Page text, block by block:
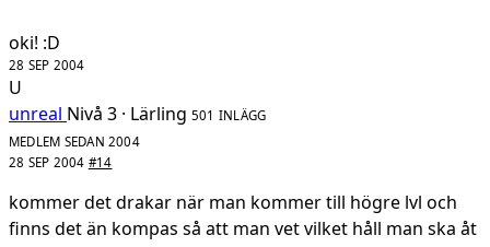
oki! :D
28 SEP 2004
U
unreal Nivå 3 · Lärling 501 INLÄGG
MEDLEM SEDAN 2004
28 SEP 2004 #14
kommer det drakar när man kommer till högre lvl och
finns det än kompas så att man vet vilket håll man ska åt